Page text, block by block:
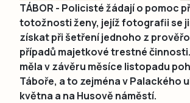
TÁBOR - Policisté žádají o pomoc
totožnosti ženy, jejíž fotografii se
získat při šetření jednoho z
případů majetkové trestné
měla v závěru měsíce listopadu
Táboře, a to zejména v Palackého
května a na Husově náměstí.